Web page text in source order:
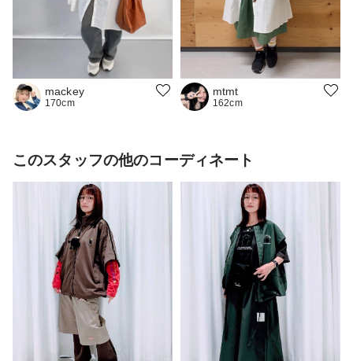
mackey
170cm
mtmt
162cm
このスタッフの他のコーディネート